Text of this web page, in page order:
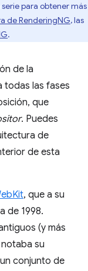
para obtener más
de RenderingNG, las
.
de la
todas las fases
que
. Puedes
de
de esta
, que a su
de 1998.
(y más
su
conjunto de